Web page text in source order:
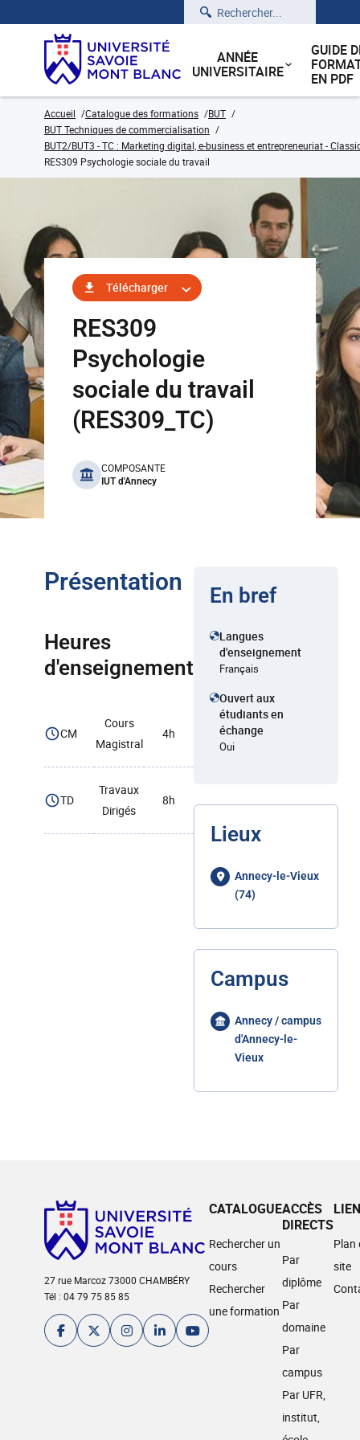
Rechercher
ANNÉE
UNIVERSITAIRE
GUIDE
EN PDF
Accueil Catalogue des formations
BUT
BUT Techniques de commercialisation
BUT2/BUT3 - TC : Marketing digital, e-business et entrepreneuriat -
RES309 Psychologie sociale du travail
Télécharger
RES309
Psychologie
sociale du travail
(RES309_TC)
benefits
COMPOSANTE
IUT d'Annecy
Présentation
Heures
d'enseignement
CM
Cours
Magistral
4h
TD
Travaux
Dirigés
8h
En bref
Langues
d'enseignement
Français
Ouvert aux
étudiants en
échange
Oui
Lieux
Annecy-le-Vieux
(74)
Campus
Annecy / campus
d'Annecy-le-
Vieux
27 rue Marcoz 73000 CHAMBÉRY
Tél : 04 79 75 85 85
CATALOGUE
Rechercher un
cours
Rechercher
une formation
ACCÈS
DIRECTS
Par
diplôme
Par
domaine
Par
campus
Par UFR,
institut,
Plan
site